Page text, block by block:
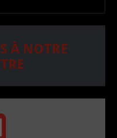
À NOTRE